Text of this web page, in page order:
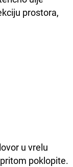
prostora,
u vrelu
poklopite.